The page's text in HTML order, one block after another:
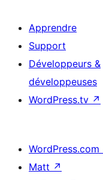
Apprendre
Support
Développeurs &
développeuses
WordPress.tv ↗
WordPress.com
Matt ↗